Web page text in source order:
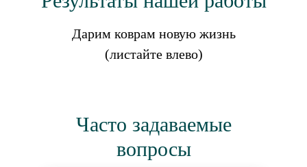
Дарим коврам новую жизнь
(листайте влево)
Часто задаваемые
вопросы